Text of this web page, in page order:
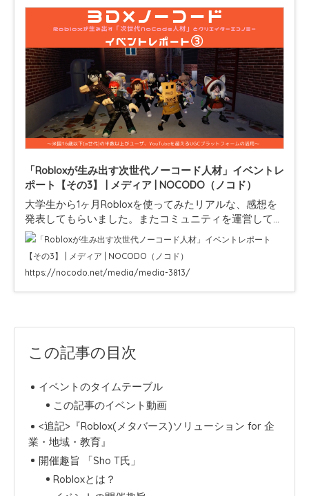
「Robloxが生み出す次世代ノーコード人材」イベントレ
ポート【その3】 | メディア | NOCODO（ノコド）
大学生から1ヶ月Robloxを使ってみたリアルな、感想を
発表してもらいました。またコミュニティを運営してい
るサカキ氏からは、Robloxをコミュニティで活用する方
法や、コミュニティで出た感想や体験、ま…
https://nocodo.net/media/media-3813/
この記事の目次
イベントのタイムテーブル
この記事のイベント動画
<追記>『Roblox(メタバース)ソリューション for 企
業・地域・教育』
開催趣旨 「Sho T氏」
Robloxとは？